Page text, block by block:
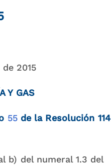
2015
Y GAS
55de la Resolución 114
b) del numeral 1.3 del